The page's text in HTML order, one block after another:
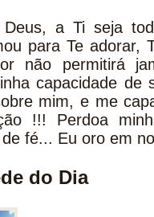
Deus, a Ti seja
para Te adorar,
não permitirá
capacidade de
mim, e me
!!! Perdoa
fé... Eu oro em
do Dia